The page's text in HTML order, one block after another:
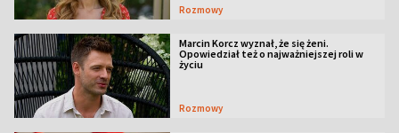
Rozmowy
Marcin Korcz wyznał, że się żeni.
Opowiedział też o najważniejszej roli w
życiu
Rozmowy